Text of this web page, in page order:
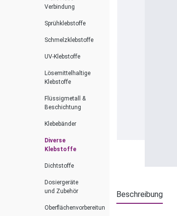
Verbindung
Sprühklebstoffe
Schmelzklebstoffe
UV-Klebstoffe
Lösemittelhaltige
Klebstoffe
Flüssigmetall &
Beschichtung
Klebebänder
Diverse
Klebstoffe
Dichtstoffe
Dosiergeräte
und Zubehör
Oberflächenvorbereitung
Beschreibung